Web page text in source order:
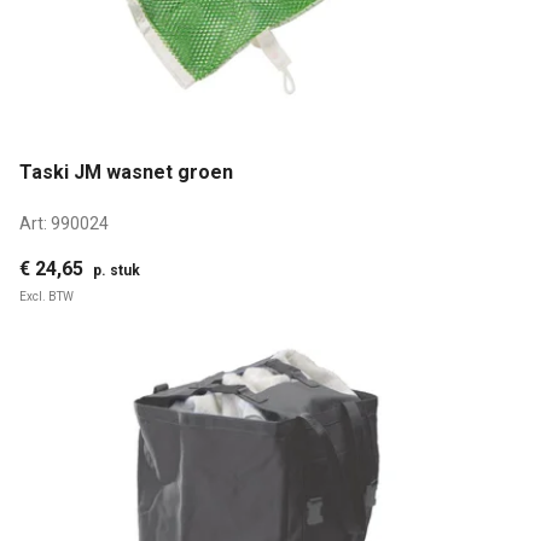
Taski JM wasnet groen
Art: 990024
€ 24,65 p. stuk
Excl. BTW